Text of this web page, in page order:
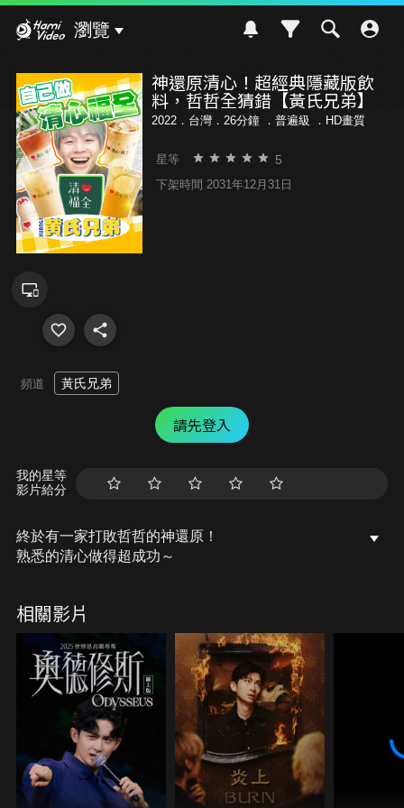
瀏覽
神還原清心！超經典隱藏版飲
料，哲哲全猜錯【黃氏兄弟】
2022．台灣．26分鐘 ． 普遍級 ．HD畫質
星等 5
下架時間 2031年12月31日
頻道 黃氏兄弟
請先登入
我的星等
影片給分
終於有一家打敗哲哲的神還原！
熟悉的清心做得超成功～
相關影片